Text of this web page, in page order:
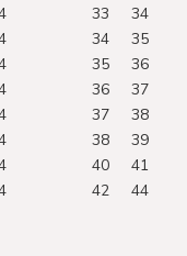
33
34
34
35
35
36
36
37
37
38
38
39
40
41
42
44